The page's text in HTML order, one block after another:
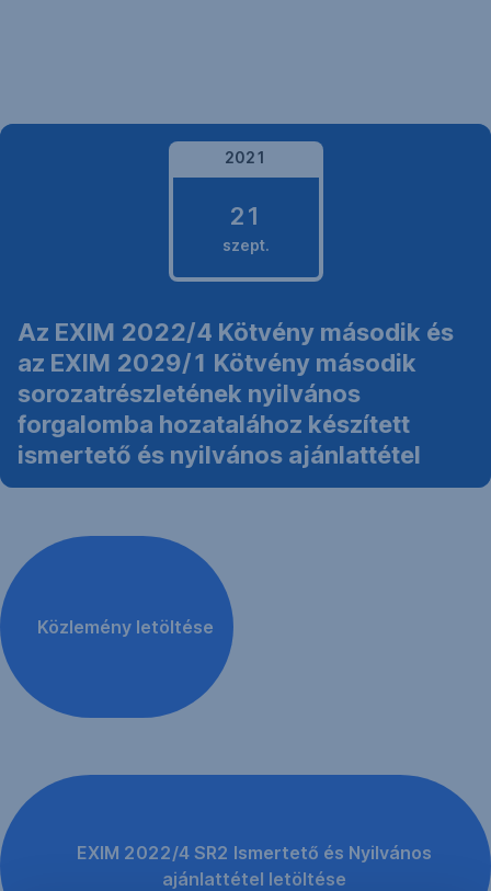
2021
21
szept.
2021.
szeptember
Az EXIM 2022/4 Kötvény második és
az EXIM 2029/1 Kötvény második
sorozatrészletének nyilvános
forgalomba hozatalához készített
ismertető és nyilvános ajánlattétel
Közlemény letöltése
EXIM 2022/4 SR2 Ismertető és Nyilvános
ajánlattétel letöltése